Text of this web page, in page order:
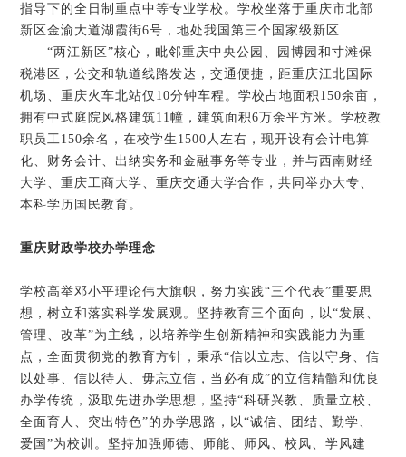
指导下的全日制重点中等专业学校。学校坐落于重庆市北部
新区金渝大道湖霞街6号，地处我国第三个国家级新区
——“两江新区”核心，毗邻重庆中央公园、园博园和寸滩保
税港区，公交和轨道线路发达，交通便捷，距重庆江北国际
机场、重庆火车北站仅10分钟车程。学校占地面积150余亩，
拥有中式庭院风格建筑11幢，建筑面积6万余平方米。学校教
职员工150余名，在校学生1500人左右，现开设有会计电算
化、财务会计、出纳实务和金融事务等专业，并与西南财经
大学、重庆工商大学、重庆交通大学合作，共同举办大专、
本科学历国民教育。
重庆财政学校办学理念
学校高举邓小平理论伟大旗帜，努力实践“三个代表”重要思
想，树立和落实科学发展观。坚持教育三个面向，以“发展、
管理、改革”为主线，以培养学生创新精神和实践能力为重
点，全面贯彻党的教育方针，秉承“信以立志、信以守身、信
以处事、信以待人、毋忘立信，当必有成”的立信精髓和优良
办学传统，汲取先进办学思想，坚持“科研兴教、质量立校、
全面育人、突出特色”的办学思路，以“诚信、团结、勤学、
爱国”为校训。坚持加强师德、师能、师风、校风、学风建